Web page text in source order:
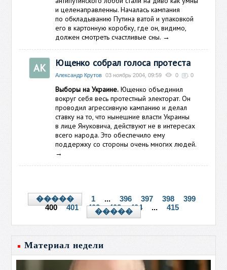
и целенаправленны. Началась кампания
по обкладыванию Путина ватой и упаковкой
его в картонную коробку, где он, видимо,
должен смотреть счастливые сны. →
АК Ющенко собрал голоса протеста
Александр Крутов 03 ноябрь 2004, 09:59 0 0
Выборы на Украине. Ющенко объединил
вокруг себя весь протестный электорат. Он
проводил агрессивную кампанию и делал
ставку на то, что нынешние власти Украины
в лице Януковича, действуют не в интересах
всего народа. Это обеспечило ему
поддержку со стороны очень многих людей.
→
����� 1 ... 396 397 398
399
400
401 402 403 404 ... 415
�����
Материал недели